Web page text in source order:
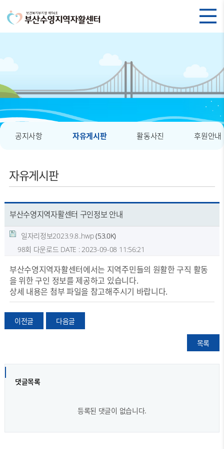
공지사항 자유게시판 활동사진 후원안내
자유게시판
부산수영지역자활센터 구인정보 안내
일자리정보2023.9.8..hwp(53.0K)
98회 다운로드 DATE : 2023-09-08 11:56:21
부산수영지역자활센터에서는 지역주민들의 원활한 구직 활동
을 위한 구인 정보를 제공하고 있습니다.
상세 내용은 첨부 파일을 참고해주시기 바랍니다.
이전글 다음글
목록
댓글목록
등록된 댓글이 없습니다.